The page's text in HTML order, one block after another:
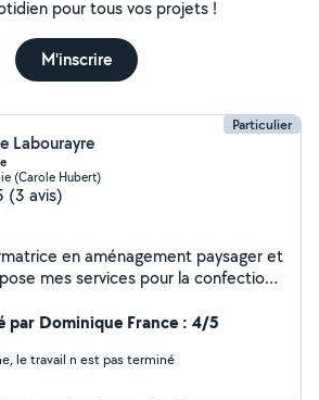
pour tous vos projets !
M'inscrire
Particulier
Labourayre
(Carole Hubert)
(3 avis)
en aménagement paysager et
mes services pour la confection
de nos jours.
par Dominique France : 4/5
le travail n est pas terminé